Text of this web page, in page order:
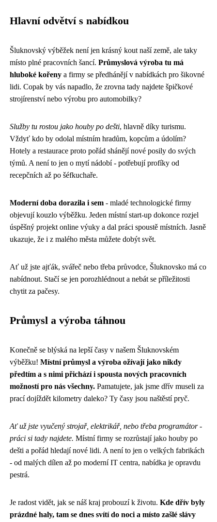
Hlavní odvětví s nabídkou
Šluknovský výběžek není jen krásný kout naší země, ale taky
místo plné pracovních šancí. Průmyslová výroba tu má
hluboké kořeny a firmy se předhánějí v nabídkách pro šikovné
lidi. Copak by vás napadlo, že zrovna tady najdete špičkové
strojírenství nebo výrobu pro automobilky?
Služby tu rostou jako houby po dešti, hlavně díky turismu.
Vždyť kdo by odolal místním hradům, kopcům a údolím?
Hotely a restaurace proto pořád shánějí nové posily do svých
týmů. A není to jen o mytí nádobí - potřebují profíky od
recepčních až po šéfkuchaře.
Moderní doba dorazila i sem - mladé technologické firmy
objevují kouzlo výběžku. Jeden místní start-up dokonce rozjel
úspěšný projekt online výuky a dal práci spoustě místních. Jasně
ukazuje, že i z malého města můžete dobýt svět.
Ať už jste ajťák, svářeč nebo třeba průvodce, Šluknovsko má co
nabídnout. Stačí se jen porozhlédnout a nebát se příležitosti
chytit za pačesy.
Průmysl a výroba táhnou
Konečně se blýská na lepší časy v našem Šluknovském
výběžku! Místní průmysl a výroba ožívají jako nikdy
předtím a s nimi přichází i spousta nových pracovních
možností pro nás všechny. Pamatujete, jak jsme dřív museli za
prací dojíždět kilometry daleko? Ty časy jsou naštěstí pryč.
Ať už jste vyučený strojař, elektrikář, nebo třeba programátor -
práci si tady najdete. Místní firmy se rozrůstají jako houby po
dešti a pořád hledají nové lidi. A není to jen o velkých fabrikách
- od malých dílen až po moderní IT centra, nabídka je opravdu
pestrá.
Je radost vidět, jak se náš kraj probouzí k životu. Kde dřív byly
prázdné haly, tam se dnes svítí do noci a místo zašlé slávy